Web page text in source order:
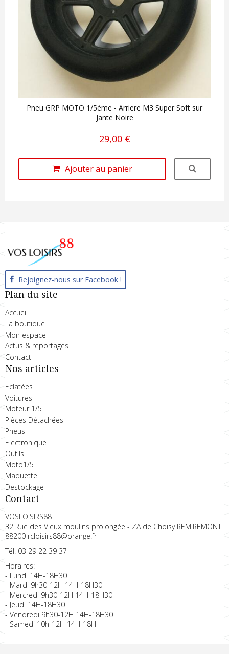
Pneu GRP MOTO 1/5ème - Arriere M3 Super Soft sur
Jante Noire
29,00 €
Ajouter au panier
Rejoignez-nous sur Facebook !
Plan du site
Accueil
La boutique
Mon espace
Actus & reportages
Contact
Nos articles
Eclatées
Voitures
Moteur 1/5
Pièces Détachées
Pneus
Electronique
Outils
Moto1/5
Maquette
Destockage
Contact
VOSLOISIRS88
32 Rue des Vieux moulins prolongée - ZA de Choisy REMIREMONT
88200 rcloisirs88@orange.fr
Tél: 03 29 22 39 37
Horaires:
- Lundi 14H-18H30
- Mardi 9h30-12H 14H-18H30
- Mercredi 9h30-12H 14H-18H30
- Jeudi 14H-18H30
- Vendredi 9h30-12H 14H-18H30
- Samedi 10h-12H 14H-18H